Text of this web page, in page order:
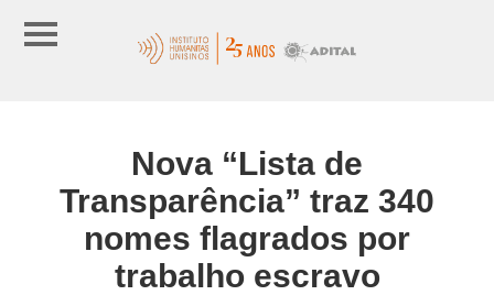
Nova “Lista de
Transparência” traz 340
nomes flagrados por
trabalho escravo